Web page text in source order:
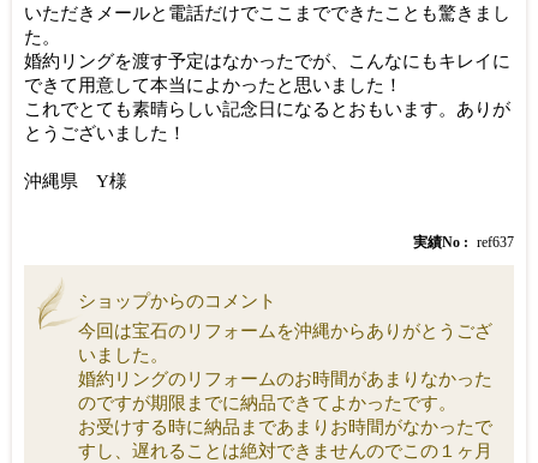
いただきメールと電話だけでここまでできたことも驚きまし
た。
婚約リングを渡す予定はなかったでが、こんなにもキレイに
できて用意して本当によかったと思いました！
これでとても素晴らしい記念日になるとおもいます。ありが
とうございました！
沖縄県 Y様
実績No ref637
ショップからのコメント
今回は宝石のリフォームを沖縄からありがとうござ
いました。
婚約リングのリフォームのお時間があまりなかった
のですが期限までに納品できてよかったです。
お受けする時に納品まであまりお時間がなかったで
すし、遅れることは絶対できませんのでこの１ヶ月